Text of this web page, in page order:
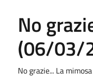
No
(06/03/
No grazie... La